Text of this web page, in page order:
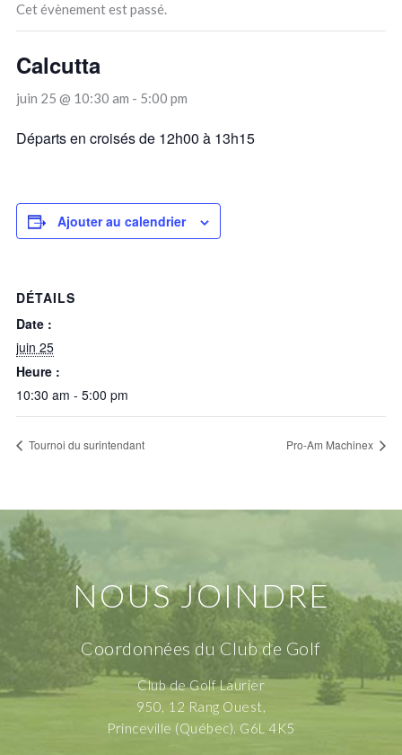
Cet évènement est passé.
Calcutta
juin 25 @ 10:30 am - 5:00 pm
Départs en croisés de 12h00 à 13h15
Ajouter au calendrier
DÉTAILS
Date :
juin 25
Heure :
10:30 am - 5:00 pm
Tournoi du surintendant Pro-Am Machinex
NOUS JOINDRE
Coordonnées du Club de Golf
Club de Golf Laurier
950, 12 Rang Ouest,
Princeville (Québec). G6L 4K5